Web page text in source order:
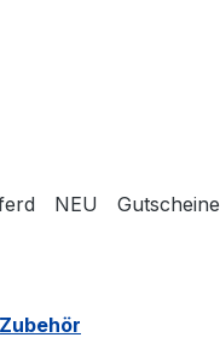
NEU Gutscheine
Zubehör